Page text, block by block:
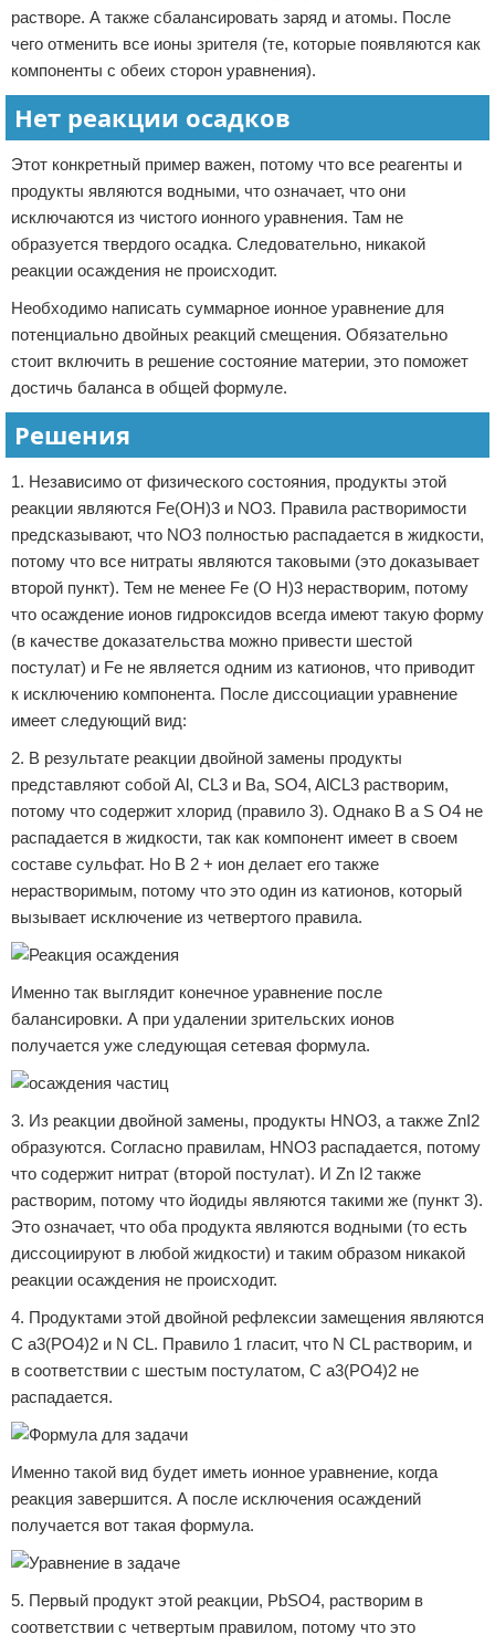
растворе. А также сбалансировать заряд и атомы. После
чего отменить все ионы зрителя (те, которые появляются как
компоненты с обеих сторон уравнения).
Нет реакции осадков
Этот конкретный пример важен, потому что все реагенты и
продукты являются водными, что означает, что они
исключаются из чистого ионного уравнения. Там не
образуется твердого осадка. Следовательно, никакой
реакции осаждения не происходит.
Необходимо написать суммарное ионное уравнение для
потенциально двойных реакций смещения. Обязательно
стоит включить в решение состояние материи, это поможет
достичь баланса в общей формуле.
Решения
1. Независимо от физического состояния, продукты этой
реакции являются Fe(ОН)3 и NO3. Правила растворимости
предсказывают, что NO3 полностью распадается в жидкости,
потому что все нитраты являются таковыми (это доказывает
второй пункт). Тем не менее Fe (О Н)3 нерастворим, потому
что осаждение ионов гидроксидов всегда имеют такую форму
(в качестве доказательства можно привести шестой
постулат) и Fe не является одним из катионов, что приводит
к исключению компонента. После диссоциации уравнение
имеет следующий вид:
2. В результате реакции двойной замены продукты
представляют собой Al, CL3 и Ba, SO4, AlCL3 растворим,
потому что содержит хлорид (правило 3). Однако B a S О4 не
распадается в жидкости, так как компонент имеет в своем
составе сульфат. Но В 2 + ион делает его также
нерастворимым, потому что это один из катионов, который
вызывает исключение из четвертого правила.
Именно так выглядит конечное уравнение после
балансировки. А при удалении зрительских ионов
получается уже следующая сетевая формула.
3. Из реакции двойной замены, продукты HNO3, а также ZnI2
образуются. Согласно правилам, HNO3 распадается, потому
что содержит нитрат (второй постулат). И Zn I2 также
растворим, потому что йодиды являются такими же (пункт 3).
Это означает, что оба продукта являются водными (то есть
диссоциируют в любой жидкости) и таким образом никакой
реакции осаждения не происходит.
4. Продуктами этой двойной рефлексии замещения являются
C a3(РО4)2 и N CL. Правило 1 гласит, что N CL растворим, и
в соответствии с шестым постулатом, C a3(РО4)2 не
распадается.
Именно такой вид будет иметь ионное уравнение, когда
реакция завершится. А после исключения осаждений
получается вот такая формула.
5. Первый продукт этой реакции, PbSO4, растворим в
соответствии с четвертым правилом, потому что это